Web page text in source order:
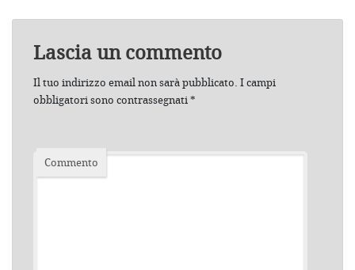
Lascia un commento
Il tuo indirizzo email non sarà pubblicato. I campi
obbligatori sono contrassegnati*
Commento